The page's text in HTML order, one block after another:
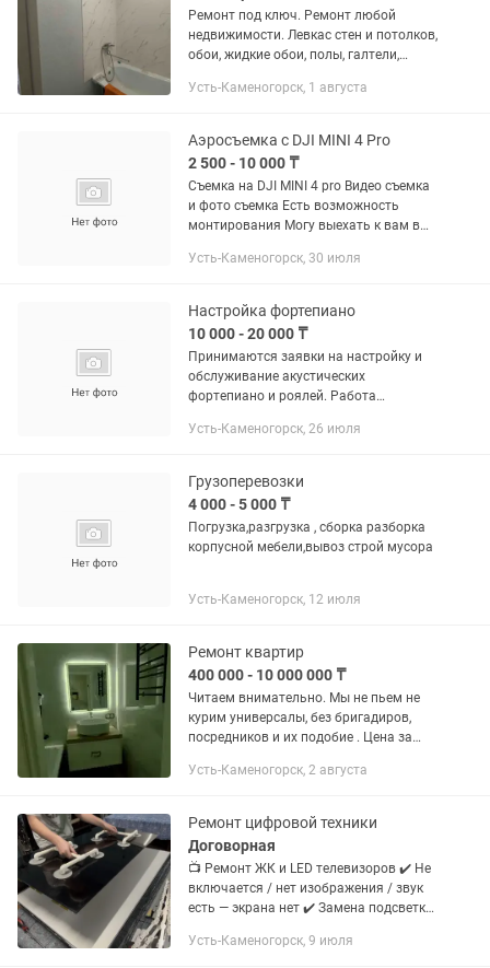
Ремонт под ключ. Ремонт любой
недвижимости. Левкас стен и потолков,
обои, жидкие обои, полы, галтели,
выбором строй материалов. Делаем
Усть-Каменогорск, 1 августа
Аэросъемка с DJI MINI 4 Pro
2 500 - 10 000 ₸
Съемка на DJI MINI 4 pro Видео съемка
и фото съемка Есть возможность
монтирования Могу выехать к вам в
для ваших реклам,недвижимости или
Усть-Каменогорск, 30 июля
Настройка фортепиано
10 000 - 20 000 ₸
Принимаются заявки на настройку и
обслуживание акустических
фортепиано и роялей. Работа
инструмента в строй, но и
состояния:...
Усть-Каменогорск, 26 июля
Грузоперевозки
4 000 - 5 000 ₸
Погрузка,разгрузка , сборка разборка
корпусной мебели,вывоз строй мусора
Усть-Каменогорск, 12 июля
Ремонт квартир
400 000 - 10 000 000 ₸
Читаем внимательно. Мы не пьем не
курим универсалы, без бригадиров,
посредников и их подобие . Цена за
необходимо считать все виды работ
Усть-Каменогорск, 2 августа
Ремонт цифровой техники
Договорная
📺 Ремонт ЖК и LED телевизоров ✔️ Не
включается / нет изображения / звук
есть — экрана нет ✔️ Замена подсветки,
Samsung, LG, Sony, Philips, и другими
Усть-Каменогорск, 9 июля